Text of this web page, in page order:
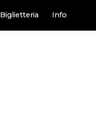
Biglietteria Info